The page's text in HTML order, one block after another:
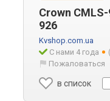
Crown
926
Kvshop.com.ua
С нами 4 года
Пожаловаться
в список